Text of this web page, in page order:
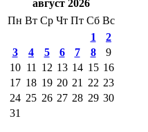
август 2026
Пн Вт Ср Чт Пт Сб Вс
1
2
3
4 5 6 7 8
9
10 11 12 13 14 15 16
17 18 19 20 21 22 23
24 25 26 27 28 29 30
31